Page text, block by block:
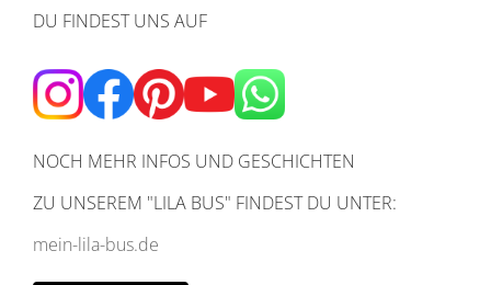
DU FINDEST UNS AUF
NOCH MEHR INFOS UND GESCHICHTEN
ZU UNSEREM "LILA BUS" FINDEST DU UNTER:
mein-lila-bus.de